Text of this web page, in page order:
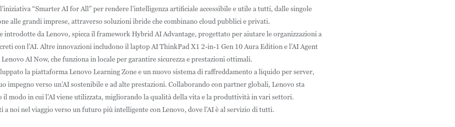
“Smarter AI for All” per rendere l’intelligenza artificiale accessibile e utile a tutti, dalle singole
alle grandi imprese, attraverso soluzioni ibride che combinano cloud pubblici e privati.
introdotte da Lenovo, spicca il framework Hybrid AI Advantage, progettato per aiutare le organizzazioni a
con l’AI. Altre innovazioni includono il laptop AI ThinkPad X1 2-in-1 Gen 10 Aura Edition e l’AI Agent
Lenovo AI Now, che funziona in locale per garantire sicurezza e prestazioni ottimali.
la piattaforma Lenovo Learning Zone e un nuovo sistema di raffreddamento a liquido per server,
impegno verso un’AI sostenibile e ad alte prestazioni. Collaborando con partner globali, Lenovo sta
il modo in cui l’AI viene utilizzata, migliorando la qualità della vita e la produttività in vari settori.
a noi nel viaggio verso un futuro più intelligente con Lenovo, dove l’AI è al servizio di tutti.